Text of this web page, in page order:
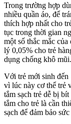
Trong trường hợp
nhiều quần áo, để
thích hợp nhất cho
tục trong thời gian
một số thắc mắc
lý 0,05% cho trẻ
dụng chống khô mũi.
Với trẻ mới sinh đến
vì lúc này cơ thể trẻ
tắm sạch trẻ dễ bị
tắm cho trẻ là cần
sạch để đảm bảo